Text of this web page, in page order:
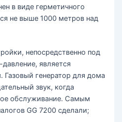
в виде герметичного
не выше 1000 метров над
непосредственно под
является
генератор для дома
звук, когда
обслуживание. Самым
GG 7200 сделали;